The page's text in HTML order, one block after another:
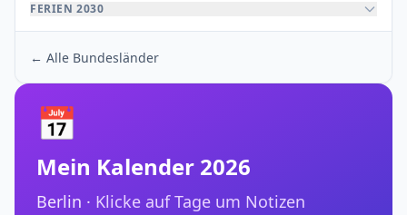
FERIEN 2030
← Alle Bundesländer
📅
Mein Kalender 2026
Berlin · Klicke auf Tage um Notizen